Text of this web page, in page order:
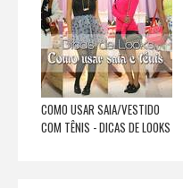
COMO USAR SAIA/VESTIDO
COM TÊNIS - DICAS DE LOOKS